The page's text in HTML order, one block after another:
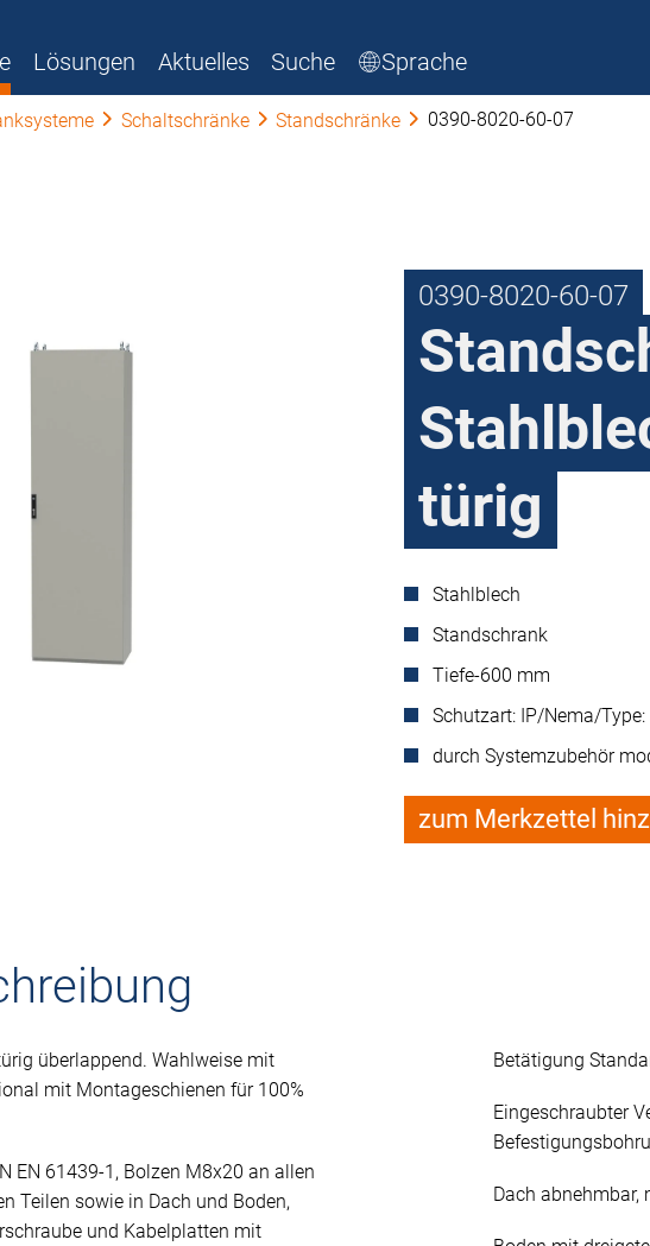
Lösungen Aktuelles Suche Sprache
Schaltschränke Standschränke 0390-8020-60-07
0390-8020-60-07
türig
Stahlblech
Standschrank
Tiefe-600 mm
Schutzart: IP/Nema/
durch Systemzubehör
zum Merkzettel
überlappend. Wahlweise mit
mit Montageschienen für 100%
EN 61439-1, Bolzen M8x20 an allen
Teilen sowie in Dach und Boden,
und Kabelplatten mit
Betätigung
Eingeschraubter
Dach abnehmbar,